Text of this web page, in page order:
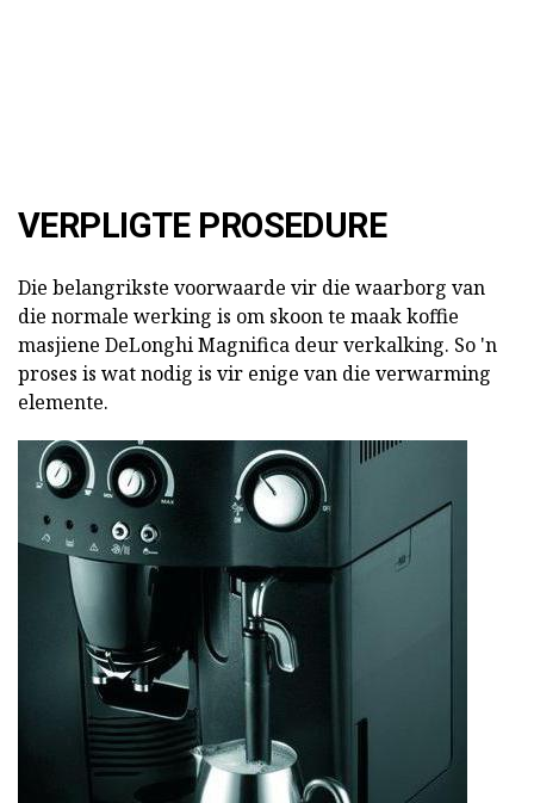
VERPLIGTE PROSEDURE
Die belangrikste voorwaarde vir die waarborg van
die normale werking is om skoon te maak koffie
masjiene DeLonghi Magnifica deur verkalking. So 'n
proses is wat nodig is vir enige van die verwarming
elemente.